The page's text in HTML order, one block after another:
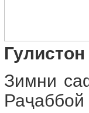
Зимни